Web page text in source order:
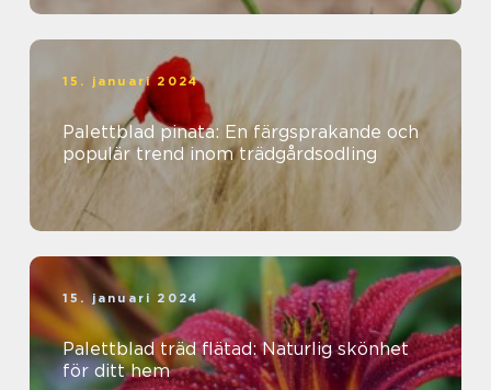
15. januari 2024
Palettblad pinata: En färgsprakande och
populär trend inom trädgårdsodling
15. januari 2024
Palettblad träd flätad: Naturlig skönhet
för ditt hem